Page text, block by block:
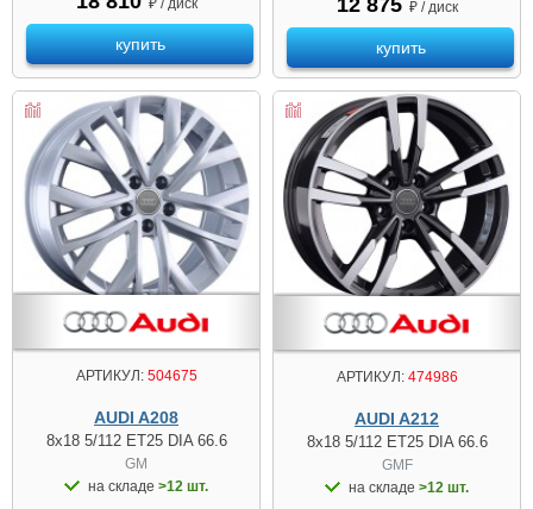
₽ / диск
купить
12 875 ₽ / диск
купить
АРТИКУЛ:504675
AUDI A208
8x18 5/112 ET25 DIA 66.6
GM
на складе >12 шт.
АРТИКУЛ:474986
AUDI A212
8x18 5/112 ET25 DIA 66.6
GMF
на складе >12 шт.